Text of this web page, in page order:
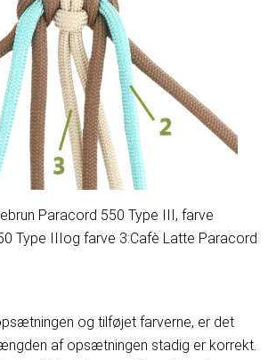
Paracord 550 Type III, farve
Type IIIog farve 3:Cafè Latte Paracord
og tilføjet farverne, er det
af opsætningen stadig er korrekt.